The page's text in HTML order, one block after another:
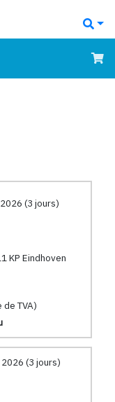
(3 jours)
KP Eindhoven
de TVA)
(3 jours)